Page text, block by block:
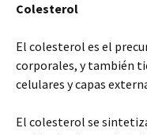
Colesterol
El colesterol es el
corporales, y también
celulares y capas
El colesterol se